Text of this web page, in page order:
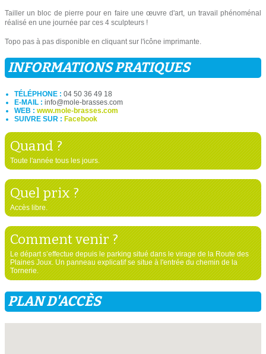
Tailler un bloc de pierre pour en faire une œuvre d'art, un travail phénoménal
réalisé en une journée par ces 4 sculpteurs !
Topo pas à pas disponible en cliquant sur l'icône imprimante.
INFORMATIONS PRATIQUES
TÉLÉPHONE : 04 50 36 49 18
E-MAIL : info@mole-brasses.com
WEB : www.mole-brasses.com
SUIVRE SUR : Facebook
Quand ?
Toute l'année tous les jours.
Quel prix ?
Accès libre.
Comment venir ?
Le départ s’effectue depuis le parking situé dans le virage de la Route des
Plaines Joux. Un panneau explicatif se situe à l'entrée du chemin de la
Tornerie.
PLAN D'ACCÈS